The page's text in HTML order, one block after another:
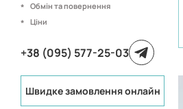
Обмін та повернення
Ціни
+38 (095) 577-25-03
Швидке замовлення онлайн